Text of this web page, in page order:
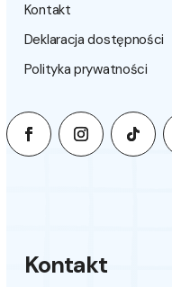
Kontakt
Kontakt
Deklaracja dostępności
Polityka prywatności